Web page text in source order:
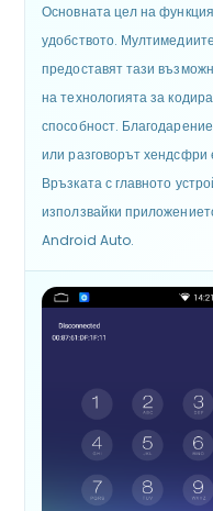
Основната цел на
удобството.
предоставят тази
на технологията за
способност.
или разговорът хендсфри
Връзката с главното
използвайки
Android Auto.